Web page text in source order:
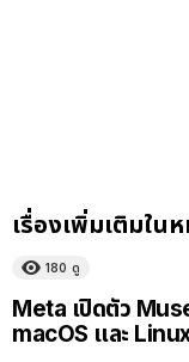
เรื่องเพิ่มเติมใน
180 ดู
Meta เปิดตัว
macOS และ